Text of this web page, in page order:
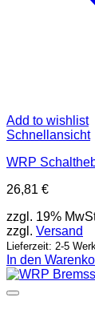
Add to wishlist
Schnellansicht
WRP
26,81 €
zzgl. 19%
zzgl. Versand
Lieferzeit: 2-5
In den